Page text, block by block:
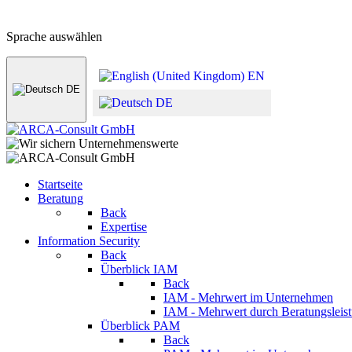
Sprache auswählen
DE
EN
DE
Startseite
Beratung
Back
Expertise
Information Security
Back
Überblick IAM
Back
IAM - Mehrwert im Unternehmen
IAM - Mehrwert durch
Überblick PAM
Back